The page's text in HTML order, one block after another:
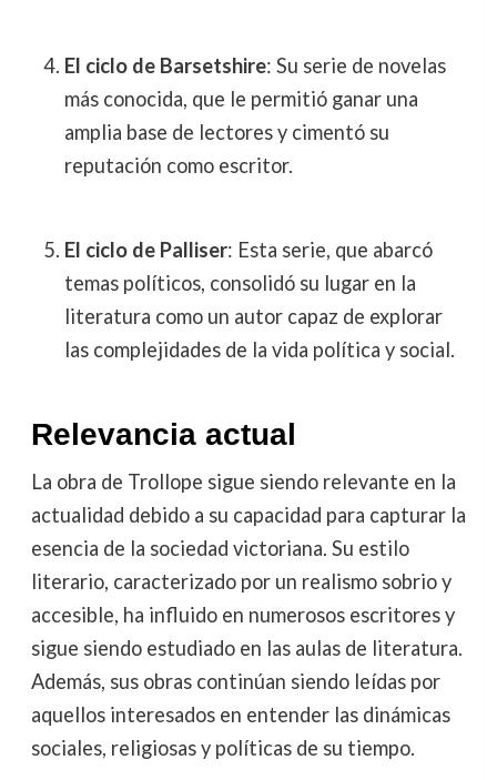
El ciclo de Barsetshire: Su serie de novelas
más conocida, que le permitió ganar una
amplia base de lectores y cimentó su
reputación como escritor.
El ciclo de Palliser: Esta serie, que abarcó
temas políticos, consolidó su lugar en la
literatura como un autor capaz de explorar
las complejidades de la vida política y social.
Relevancia actual
La obra de Trollope sigue siendo relevante en la
actualidad debido a su capacidad para capturar la
esencia de la sociedad victoriana. Su estilo
literario, caracterizado por un realismo sobrio y
accesible, ha influido en numerosos escritores y
sigue siendo estudiado en las aulas de literatura.
Además, sus obras continúan siendo leídas por
aquellos interesados en entender las dinámicas
sociales, religiosas y políticas de su tiempo.